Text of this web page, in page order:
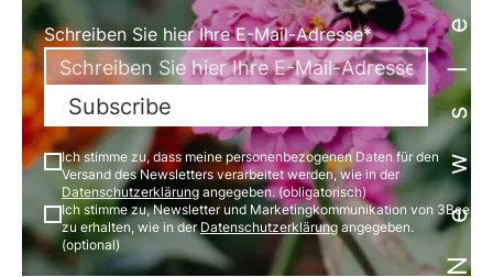
Schreiben Sie hier Ihre E-Mail-Adresse*
Subscribe
Ich stimme zu, dass meine personenbezogenen Daten für den
Versand des Newsletters verarbeitet werden, wie in der
Datenschutzerklärung angegeben. (obligatorisch)
Ich stimme zu, Newsletter und Marketingkommunikation von 3Bee
zu erhalten, wie in derDatenschutzerklärungangegeben.
(optional)